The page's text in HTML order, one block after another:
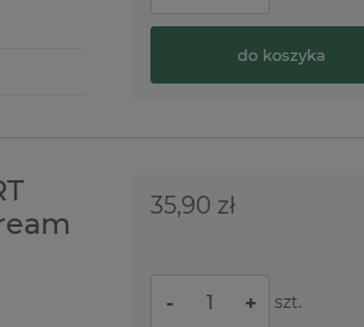
do koszyka
35,90 zł
- + szt.